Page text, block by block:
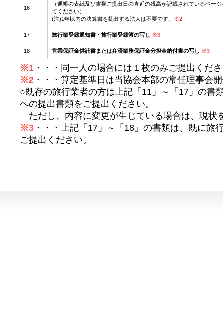
16
（通帳の表紙及び書類ご提出日の直近の残高が記載されているペー
てください）
(注)1年以内の決算書を提出する法人は不要です。 ※2
17 旅行業登録通知書・旅行業登録簿の写し ※3
18 営業保証金供託書または弁済業務保証金分担金納付書の写し ※3
※1 ・・・同一人の場合には１枚のみご提出くだ
※2 ・・・算定基準日は当協会本部の常任理事会
○既存の旅行業者の方は上記「11」～「17」の書
への提出書類をご提出ください。
ただし、内容に変更が生じている場合は、現状
※3 ・・・上記「17」～「18」の書類は、既に旅
ご提出ください。